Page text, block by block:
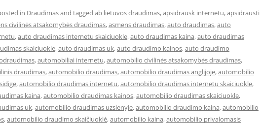
in Draudimasand tagged ab lietuvos draudimas,apsidrausk internetu,apsidrausti
civilinės atsakomybės draudimas,asmens draudimas,auto draudimas,auto
,auto draudimas internetu skaiciuokle,auto draudimas kaina,auto draudimas
skaiciuokle,auto draudimas uk,auto draudimo kainos,auto draudimo
,automobiliai internetu,automobilio civilinės atsakomybės draudimas,
draudimas,automobilio draudimas,automobilio draudimas anglijoje,automobilio
,automobilio draudimas internetu,automobilio draudimas internetu skaiciuokle,
kaina,automobilio draudimas kainos,automobilio draudimas skaiciuokle,
uk,automobilio draudimas uzsienyje,automobilio draudimo kaina,automobilio
,automobilio draudimo skaičiuoklė,automobilio kaina,automobilio privalomasis